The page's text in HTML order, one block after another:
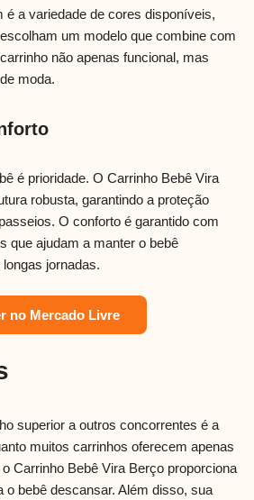
é a variedade de cores disponíveis,
um modelo que combine com
não apenas funcional, mas
moda.
é prioridade. O Carrinho Bebê Vira
robusta, garantindo a proteção
O conforto é garantido com
que ajudam a manter o bebê
jornadas.
no Mercado Livre
superior a outros concorrentes é a
muitos carrinhos oferecem apenas
Carrinho Bebê Vira Berço proporciona
o bebê descansar. Além disso, sua